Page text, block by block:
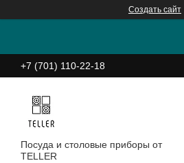
Создать сайт
+7 (701) 110-22-18
Посуда и столовые приборы от
TELLER